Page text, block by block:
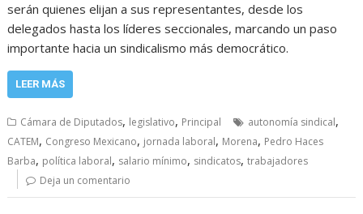
serán quienes elijan a sus representantes, desde los
delegados hasta los líderes seccionales, marcando un paso
importante hacia un sindicalismo más democrático.
LEER MÁS
Cámara de Diputados, legislativo, Principal autonomía sindical,
CATEM, Congreso Mexicano, jornada laboral, Morena, Pedro Haces
Barba, política laboral, salario mínimo, sindicatos,trabajadores
Deja un comentario